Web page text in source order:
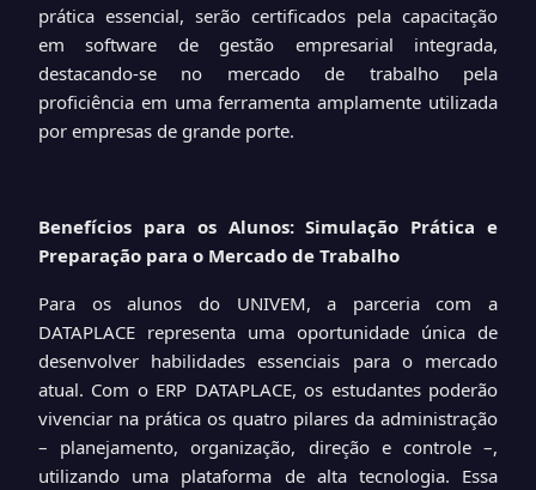
prática essencial, serão certificados pela capacitação
em software de gestão empresarial integrada,
destacando-se no mercado de trabalho pela
proficiência em uma ferramenta amplamente utilizada
por empresas de grande porte.
Benefícios para os Alunos: Simulação Prática e
Preparação para o Mercado de Trabalho
Para os alunos do UNIVEM, a parceria com a
DATAPLACE representa uma oportunidade única de
desenvolver habilidades essenciais para o mercado
atual. Com o ERP DATAPLACE, os estudantes poderão
vivenciar na prática os quatro pilares da administração
– planejamento, organização, direção e controle –,
utilizando uma plataforma de alta tecnologia. Essa